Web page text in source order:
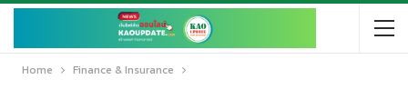
Home Finance & Insurance